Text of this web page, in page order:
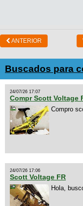
ANTERIOR
Buscados para
24/07/26 17:07
Compr Scott Voltage
Compro
24/07/26 17:06
Scott Voltage FR
Hola,